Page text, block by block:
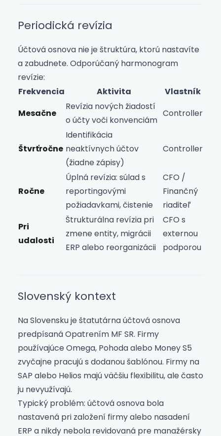
Periodická revízia
Účtová osnova nie je štruktúra, ktorú nastavíte
a zabudnete. Odporúčaný harmonogram
revízie:
Frekvencia
Aktivita
Vlastník
Mesačne
Revízia nových žiadostí
o účty voči konvenciám
Controller
Štvrťročne
Identifikácia
neaktívnych účtov
(žiadne zápisy)
Controller
Ročne
Úplná revízia: súlad s
reportingovými
požiadavkami, čistenie
CFO /
Finančný
riaditeľ
Pri
udalosti
Štrukturálna revízia pri
zmene entity, migrácii
ERP alebo reorganizácii
CFO s
externou
podporou
Slovenský kontext
Na Slovensku je štatutárna účtová osnova
predpísaná Opatrením MF SR. Firmy
používajúce Omega, Pohoda alebo Money S5
zvyčajne pracujú s dodanou šablónou. Firmy na
SAP alebo Helios majú väčšiu flexibilitu, ale často
ju nevyužívajú.
Typický problém: účtová osnova bola
nastavená pri založení firmy alebo nasadení
ERP a nikdy nebola revidovaná pre manažérsky